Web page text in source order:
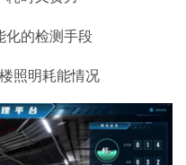
化的检测手段
照明耗能情况